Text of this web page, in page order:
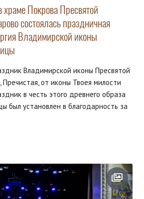
Покрова Пресвятой
состоялась праздничная
Владимирской иконы
Владимирской иконы Пресвятой
Пречистая, от иконы Твоея милости
в честь этого древнего образа
был установлен в благодарность за